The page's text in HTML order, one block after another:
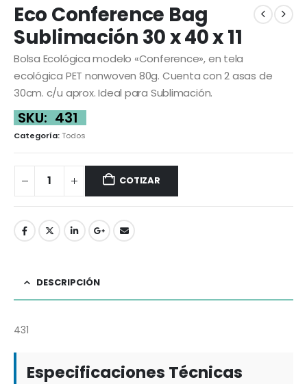
Eco Conference Bag
Sublimación 30 x 40 x 11
Bolsa Ecológica modelo «Conference», en tela
ecológica PET nonwoven 80g. Cuenta con 2 asas de
30cm. c/u aprox. Ideal para Sublimación.
SKU: 431
Categoría:Todos
COTIZAR
DESCRIPCIÓN
431
Especificaciones Técnicas